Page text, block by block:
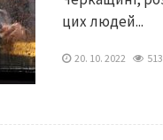
цих людей...
20. 10. 2022